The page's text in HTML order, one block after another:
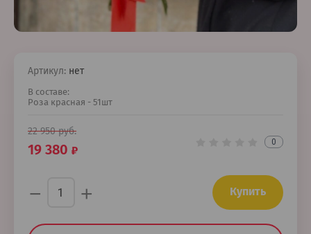
Артикул: нет
В составе:
Роза красная - 51шт
22 950руб.
19 380 0
− + Купить